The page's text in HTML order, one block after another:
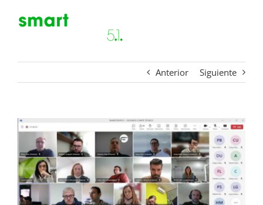
PROYECTO
MEDIATECA
CONTACTO
Anterior Siguiente
Ver
imagen
más
grande